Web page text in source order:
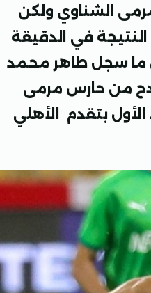
الشناوي ولكن
في الدقيقة
ما سجل طاهر محمد
الدقيقة 45 +3 بعد خطا فادح من حارس مرمى
بتقدم الأهلي